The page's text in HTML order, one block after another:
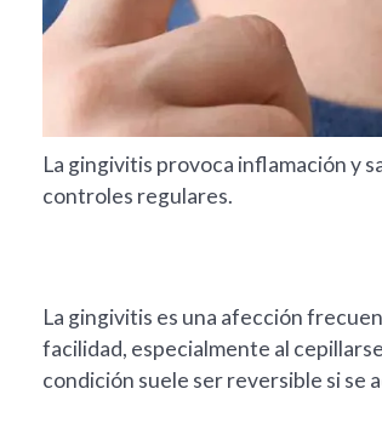
La gingivitis provoca inflamación y
controles regulares.
La gingivitis es una afección
facilidad, especialmente al
condición suele ser reversible si se